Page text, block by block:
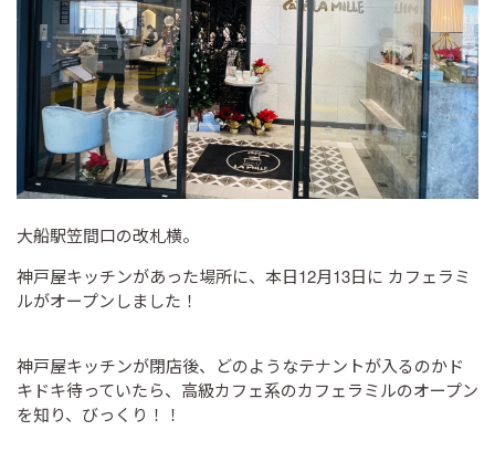
大船駅笠間口の改札横。
神戸屋キッチンがあった場所に、本日12月13日に カフェラミ
ルがオープンしました！
神戸屋キッチンが閉店後、どのようなテナントが入るのかド
キドキ待っていたら、高級カフェ系のカフェラミルのオープン
を知り、びっくり！！